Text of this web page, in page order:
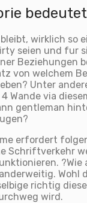
wirklich so
seien und fur
Beziehungen
von welchem
Unter
Wande via
gentleman
erfordert
Schriftverkehr
?Wie
Wohl
richtig
wird.